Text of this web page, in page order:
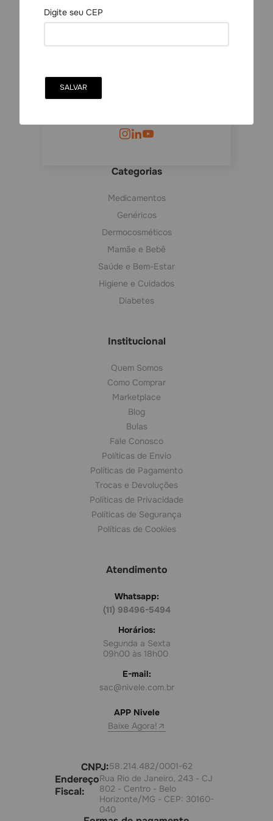
Marketplace de Saúde, Beleza e
Cuidados conectando lojistas e
consumidores em um único canal
Categorias
Medicamentos
Genéricos
Dermocosméticos
Mamãe e Bebê
Saúde e Bem-Estar
Higiene e Cuidados
Diabetes
Institucional
Quem Somos
Como Comprar
Marketplace
Blog
Bulas
Fale Conosco
Políticas de Envio
Políticas de Pagamento
Trocas e Devoluções
Políticas de Privacidade
Políticas de Segurança
Políticas de Cookies
Atendimento
Whatsapp:
(11) 98496-5494
Horários:
Segunda a Sexta
09h00 às 18h00
E-mail:
sac@nivele.com.br
APP Nivele
Baixe Agora!
CNPJ:58.214.482/0001-62
Endereço
Fiscal:
Rua Rio de Janeiro, 243 - CJ
802 - Centro - Belo
Horizonte/MG - CEP: 30160-
040